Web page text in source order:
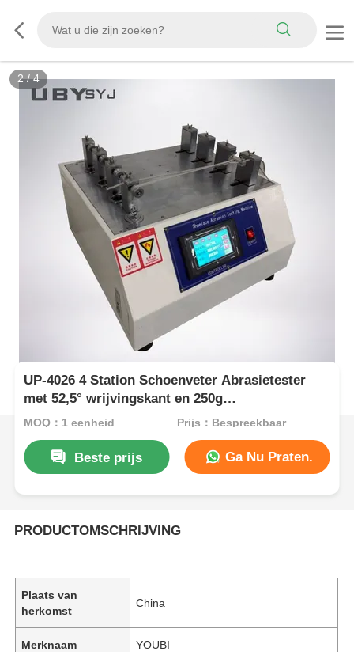
2/4
UP-4026 4 Station Schoenveter Abrasietester
met 52,5° wrijvingskant en 250g
belastinggewicht
MOQ：1 eenheid Prijs：Bespreekbaar
Beste prijs Ga Nu Praten.
PRODUCTOMSCHRIJVING
Plaats van
herkomst
China
Merknaam YOUBI